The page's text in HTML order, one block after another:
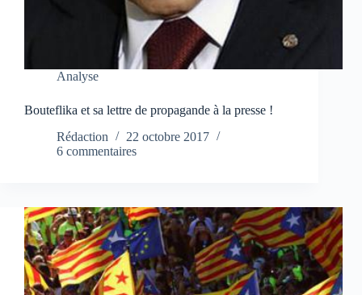
Analyse
Bouteflika et sa lettre de propagande à la presse !
Rédaction
22 octobre 2017
6 commentaires